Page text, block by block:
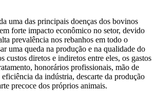
uma das principais doenças dos bovinos
forte impacto econômico no setor, devido
prevalência nos rebanhos em todo o
uma queda na produção e na qualidade do
custos diretos e indiretos entre eles, os gastos
honorários profissionais, mão de
da indústria, descarte da produção
precoce dos próprios animais.